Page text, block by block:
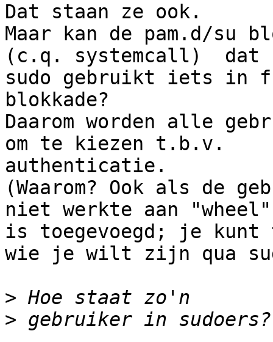
Dat staan ze ook.
Maar kan de pam.d/su
(c.q. systemcall)  dat
sudo gebruikt iets in
blokkade?
Daarom worden alle
om te kiezen t.b.v.
authenticatie.
(Waarom? Ook als de
niet werkte aan
is toegevoegd; je kunt
wie je wilt zijn qua
>
>